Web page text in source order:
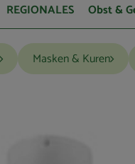
REGIONALES Obst &
Masken & Kuren